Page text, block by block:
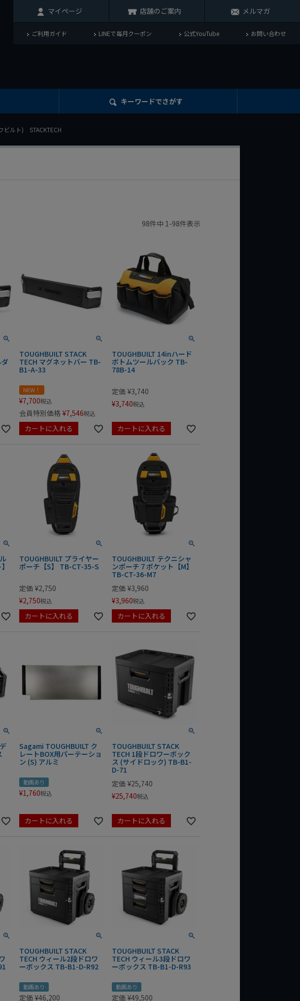
マイページ 店舗のご案内 メルマガ
ご利用ガイド LINEで毎月クーポン 公式YouTube お問い合わせ
キーワードでさがす
ビルト) STACKTECH
98件中 1-98件表示
TOUGHBUILT STACK
TECH マグネットバー TB-
B1-A-33
NEW！
¥7,700税込
会員特別価格 ¥7,546税込
カートに入れる
TOUGHBUILT 14inハード
ボトムツールバック TB-
78B-14
定価 ¥3,740
¥3,740税込
カートに入れる
TOUGHBUILT プライヤー
ポーチ【S】 TB-CT-35-S
定価 ¥2,750
¥2,750税込
カートに入れる
TOUGHBUILT テクニシャ
ンポーチ７ポケット【M】
TB-CT-36-M7
定価 ¥3,960
¥3,960税込
カートに入れる
Sagami TOUGHBUILT ク
レートBOX用パーテーショ
ン (S) アルミ
動画あり
¥1,760税込
カートに入れる
TOUGHBUILT STACK
TECH 1段ドロワーボック
ス (サイドロック) TB-B1-
D-71
定価 ¥25,740
¥25,740税込
カートに入れる
TOUGHBUILT STACK
TECH ウィール2段ドロワ
ーボックス TB-B1-D-R92
動画あり
定価 ¥46,200
TOUGHBUILT STACK
TECH ウィール3段ドロワ
ーボックス TB-B1-D-R93
動画あり
定価 ¥49,500